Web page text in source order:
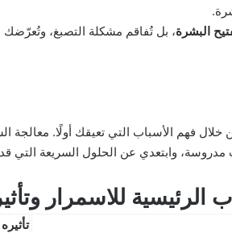
البشرة، بل تُفاقم مشكلة التصبغ،
خلال فهم الأسباب التي تعيقك أولًا.
مدروسة، وابتعدي عن الحلول السريعة
للاسمرار